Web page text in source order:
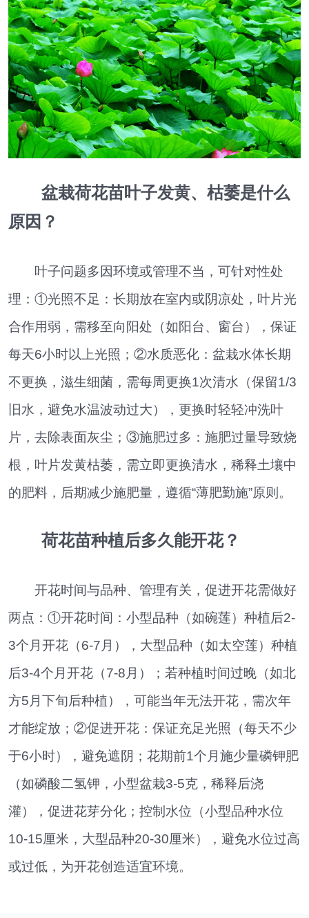
盆栽荷花苗叶子发黄、枯萎是什么
原因？
叶子问题多因环境或管理不当，可针对性处
理：①光照不足：长期放在室内或阴凉处，叶片光
合作用弱，需移至向阳处（如阳台、窗台），保证
每天6小时以上光照；②水质恶化：盆栽水体长期
不更换，滋生细菌，需每周更换1次清水（保留1/3
旧水，避免水温波动过大），更换时轻轻冲洗叶
片，去除表面灰尘；③施肥过多：施肥过量导致烧
根，叶片发黄枯萎，需立即更换清水，稀释土壤中
的肥料，后期减少施肥量，遵循“薄肥勤施”原则。
荷花苗种植后多久能开花？
开花时间与品种、管理有关，促进开花需做好
两点：①开花时间：小型品种（如碗莲）种植后2-
3个月开花（6-7月），大型品种（如太空莲）种植
后3-4个月开花（7-8月）；若种植时间过晚（如北
方5月下旬后种植），可能当年无法开花，需次年
才能绽放；②促进开花：保证充足光照（每天不少
于6小时），避免遮阴；花期前1个月施少量磷钾肥
（如磷酸二氢钾，小型盆栽3-5克，稀释后浇
灌），促进花芽分化；控制水位（小型品种水位
10-15厘米，大型品种20-30厘米），避免水位过高
或过低，为开花创造适宜环境。